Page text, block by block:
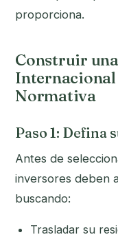
proporciona.
Construir
Normativa
Paso 1: Defina
Antes de
inversores deben
buscando:
Trasladar su